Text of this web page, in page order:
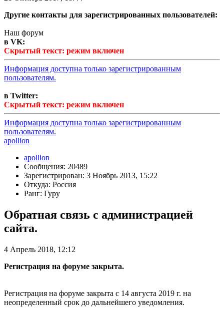
Другие контакты для зарегистрированных пользователей:
Наш форум
в VK:
Скрытый текст: режим включен
Информация доступна только зарегистрированным
пользователям.
в Twitter:
Скрытый текст: режим включен
Информация доступна только зарегистрированным
пользователям.
apollion
apollion
Сообщения: 20489
Зарегистрирован: 3 Ноябрь 2013, 15:22
Откуда: Россия
Ранг: Гуру
Обратная связь с администрацией
сайта.
4 Апрель 2018, 12:12
Регистрация на форуме закрыта.
Регистрация на форуме закрыта с 14 августа 2019 г. на
неопределенный срок до дальнейшего уведомления.